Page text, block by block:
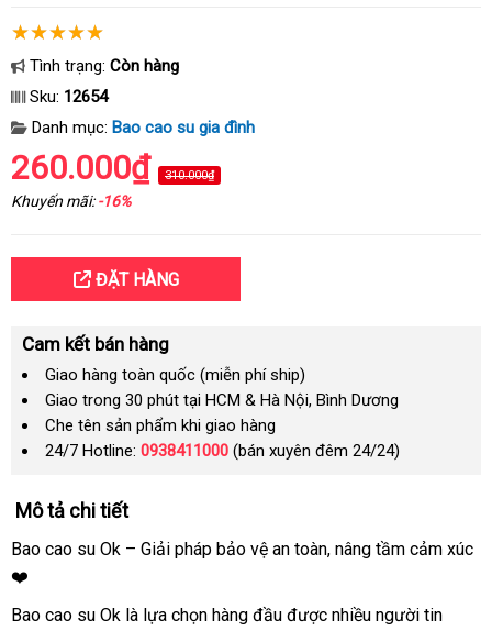
Tình trạng: Còn hàng
Sku: 12654
Danh mục: Bao cao su gia đình
260.000₫ 310.000₫
Khuyến mãi:-16%
ĐẶT HÀNG
Cam kết bán hàng
Giao hàng toàn quốc (miễn phí ship)
Giao trong 30 phút tại HCM & Hà Nội, Bình Dương
Che tên sản phẩm khi giao hàng
24/7 Hotline: 0938411000 (bán xuyên đêm 24/24)
Mô tả chi tiết
Bao cao su Ok – Giải pháp bảo vệ an toàn, nâng tầm cảm xúc
❤️
Bao cao su Ok là lựa chọn hàng đầu được nhiều người tin